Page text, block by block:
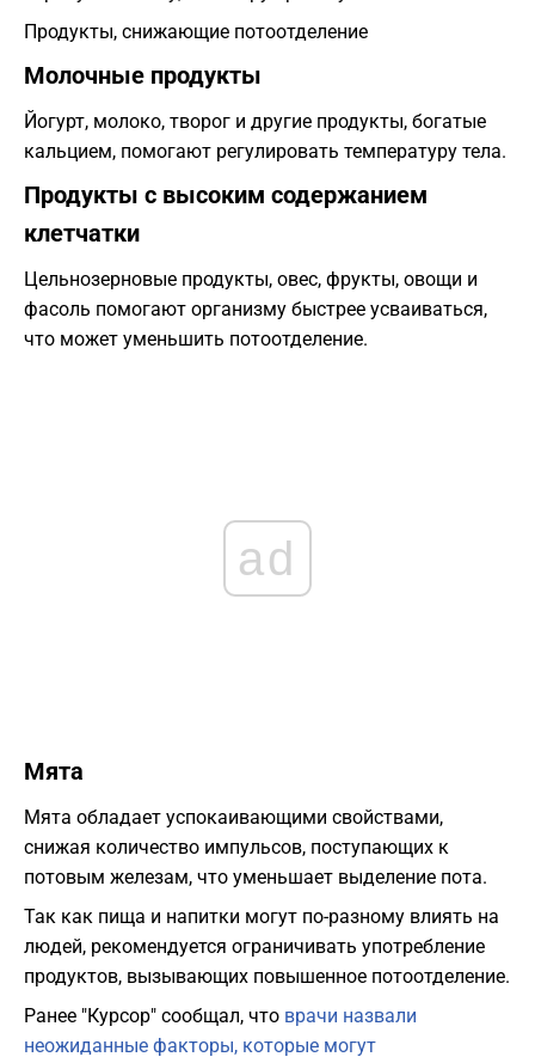
Продукты, снижающие потоотделение
Молочные продукты
Йогурт, молоко, творог и другие продукты, богатые
кальцием, помогают регулировать температуру тела.
Продукты с высоким содержанием
клетчатки
Цельнозерновые продукты, овес, фрукты, овощи и
фасоль помогают организму быстрее усваиваться,
что может уменьшить потоотделение.
ad
Мята
Мята обладает успокаивающими свойствами,
снижая количество импульсов, поступающих к
потовым железам, что уменьшает выделение пота.
Так как пища и напитки могут по-разному влиять на
людей, рекомендуется ограничивать употребление
продуктов, вызывающих повышенное потоотделение.
Ранее "Курсор" сообщал, что врачи назвали
неожиданные факторы, которые могут